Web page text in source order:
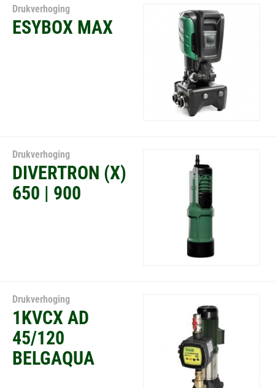
Drukverhoging
ESYBOX MAX
Drukverhoging
DIVERTRON (X)
650 | 900
Drukverhoging
1KVCX AD
45/120
BELGAQUA